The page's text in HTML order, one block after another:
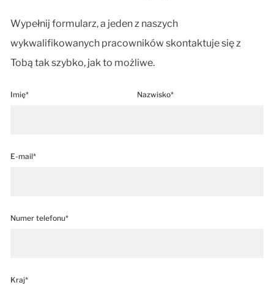
Wypełnij formularz, a jeden z naszych
wykwalifikowanych pracowników skontaktuje się z
Tobą tak szybko, jak to możliwe.
Imię* Nazwisko*
E-mail*
Numer telefonu*
Kraj*